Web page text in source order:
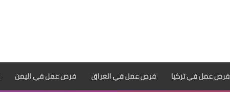
فرص عمل في تركيا فرص عمل في العراق فرص عمل في اليمن